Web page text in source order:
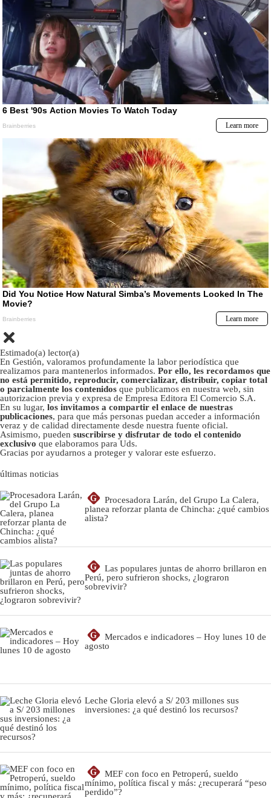
Estimado(a) lector(a)
En Gestión, valoramos profundamente la labor periodística que
realizamos para mantenerlos informados. Por ello, les recordamos que
no está permitido, reproducir, comercializar, distribuir, copiar total
o parcialmente los contenidos que publicamos en nuestra web, sin
autorizacion previa y expresa de Empresa Editora El Comercio S.A.
En su lugar, los invitamos a compartir el enlace de nuestras
publicaciones, para que más personas puedan acceder a información
veraz y de calidad directamente desde nuestra fuente oficial.
Asimismo, pueden suscribirse y disfrutar de todo el contenido
exclusivo que elaboramos para Uds.
Gracias por ayudarnos a proteger y valorar este esfuerzo.
últimas noticias
G
Procesadora Larán, del Grupo La Calera,
planea reforzar planta de Chincha: ¿qué cambios
alista?
G
Las populares juntas de ahorro brillaron en
Perú, pero sufrieron shocks, ¿lograron
sobrevivir?
G
Mercados e indicadores – Hoy lunes 10 de
agosto
Leche Gloria elevó a S/ 203 millones sus
inversiones: ¿a qué destinó los recursos?
G
MEF con foco en Petroperú, sueldo
mínimo, política fiscal y más: ¿recuperará “peso
perdido”?